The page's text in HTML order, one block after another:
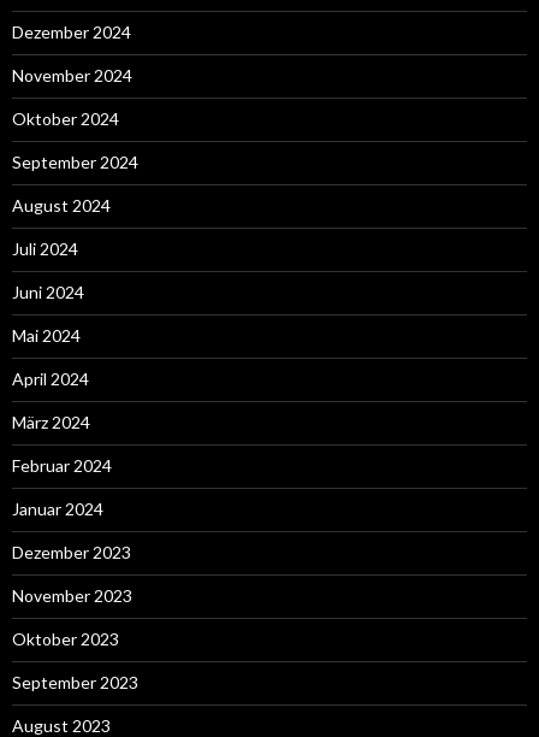
Dezember 2024
November 2024
Oktober 2024
September 2024
August 2024
Juli 2024
Juni 2024
Mai 2024
April 2024
März 2024
Februar 2024
Januar 2024
Dezember 2023
November 2023
Oktober 2023
September 2023
August 2023